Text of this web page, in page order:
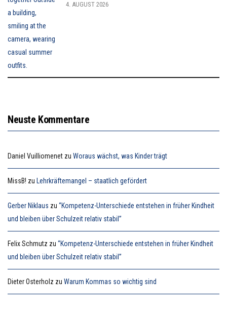
4. AUGUST 2026
Neuste Kommentare
Daniel Vuilliomenet zu Woraus wächst, was Kinder trägt
MissB! zu Lehrkräftemangel – staatlich gefördert
Gerber Niklaus zu “Kompetenz-Unterschiede entstehen in früher Kindheit
und bleiben über Schulzeit relativ stabil”
Felix Schmutz zu “Kompetenz-Unterschiede entstehen in früher Kindheit
und bleiben über Schulzeit relativ stabil”
Dieter Osterholz zu Warum Kommas so wichtig sind